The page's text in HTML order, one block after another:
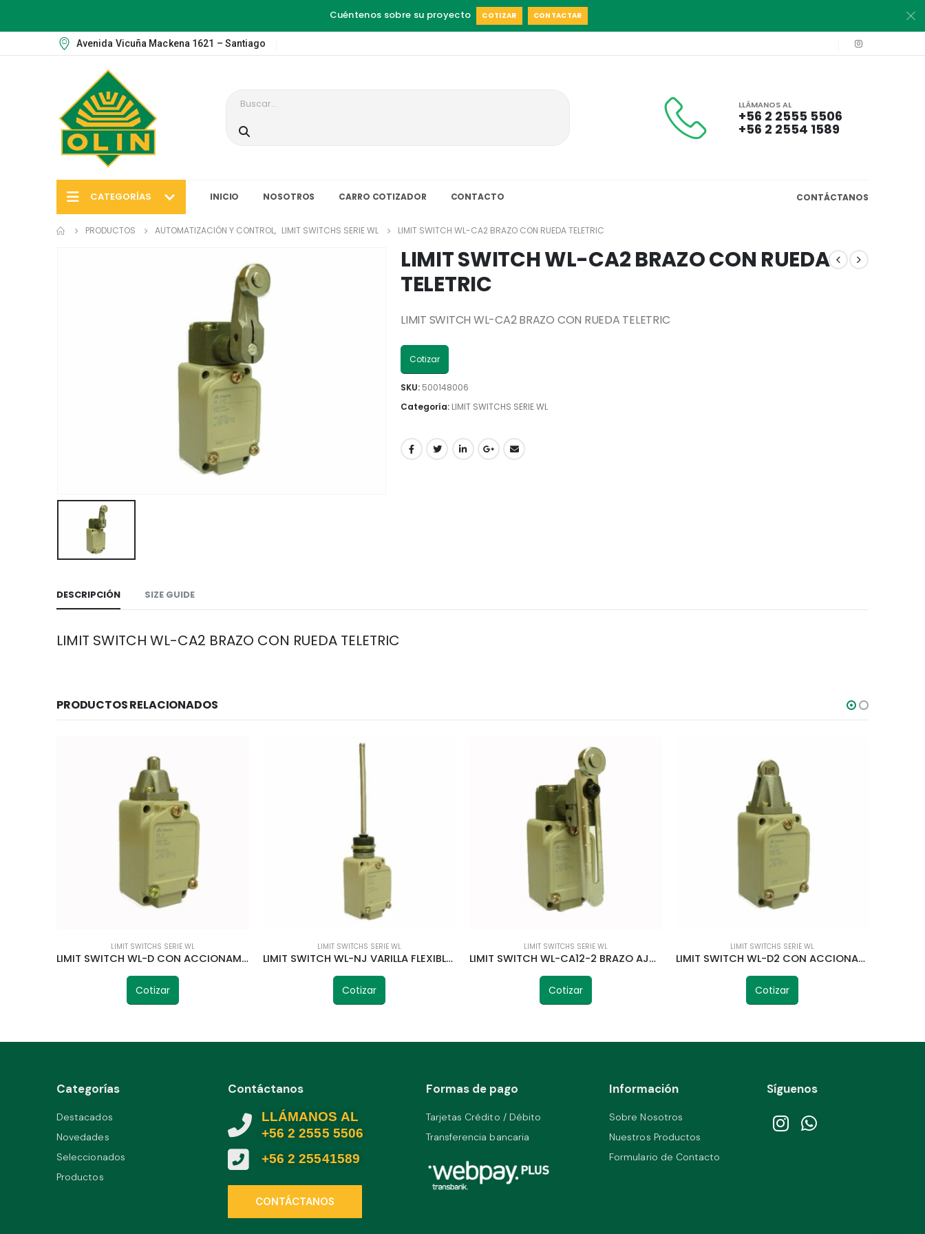
Cuéntenos sobre su proyecto COTIZAR CONTACTAR
Avenida Vicuña Mackena 1621 – Santiago
LLÁMANOS AL
+56 2 2555 5506
+56 2 2554 1589
CATEGORÍAS INICIO NOSOTROS CARRO COTIZADOR CONTACTO CONTÁCTANOS
PRODUCTOS AUTOMATIZACIÓN Y CONTROL, LIMIT SWITCHS SERIE WL LIMIT SWITCH WL-CA2 BRAZO CON RUEDA TELETRIC
LIMIT SWITCH WL-CA2 BRAZO CON RUEDA
TELETRIC
LIMIT SWITCH WL-CA2 BRAZO CON RUEDA TELETRIC
Cotizar
SKU: 500148006
Categoría: LIMIT SWITCHS SERIE WL
DESCRIPCIÓN SIZE GUIDE
LIMIT SWITCH WL-CA2 BRAZO CON RUEDA TELETRIC
PRODUCTOS RELACIONADOS
LIMIT SWITCHS SERIE WL
LIMIT SWITCH WL-D CON ACCIONAMIENTO PISTON TELETRIC
Cotizar
LIMIT SWITCHS SERIE WL
LIMIT SWITCH WL-NJ VARILLA FLEXIBLE TELETRIC
Cotizar
LIMIT SWITCHS SERIE WL
LIMIT SWITCH WL-CA12-2 BRAZO AJUSTABLE CON RUEDA TELETRIC
Cotizar
LIMIT SWITCHS SERIE WL
LIMIT SWITCH WL-D2 CON ACCIONAMIENTO RUEDA FIJA TELETRIC
Cotizar
Categorías
Destacados
Novedades
Seleccionados
Productos
Contáctanos
LLÁMANOS AL
+56 2 2555 5506
+56 2 25541589
CONTÁCTANOS
Formas de pago
Tarjetas Crédito / Débito
Transferencia bancaria
Información
Sobre Nosotros
Nuestros Productos
Formulario de Contacto
Síguenos